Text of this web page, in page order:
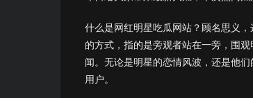
什么是网红明星吃瓜网站？顾名思义
的方式，指的是旁观者站在一旁，围
闻。无论是明星的恋情风波，还是他
用户。